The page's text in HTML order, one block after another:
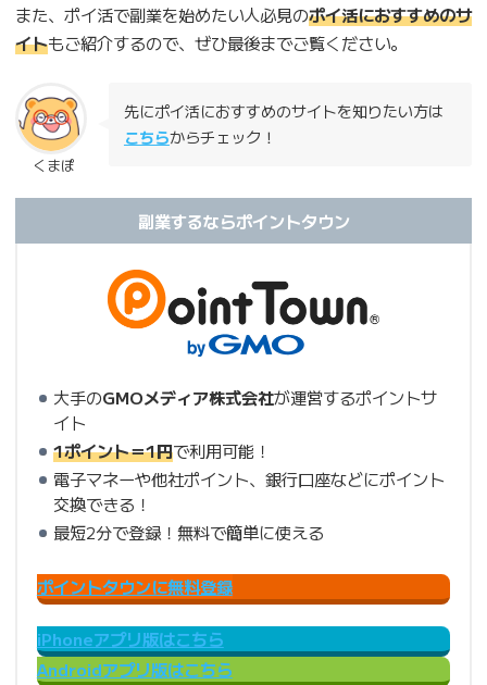
また、ポイ活で副業を始めたい人必見のポイ活におすすめのサ
イトもご紹介するので、ぜひ最後までご覧ください。
くまぽ
先にポイ活におすすめのサイトを知りたい方は
こちらからチェック！
副業するならポイントタウン
大手のGMOメディア株式会社が運営するポイントサ
イト
1ポイント＝1円で利用可能！
電子マネーや他社ポイント、銀行口座などにポイント
交換できる！
最短2分で登録！無料で簡単に使える
ポイントタウンに無料登録
iPhoneアプリ版はこちら
Androidアプリ版はこちら